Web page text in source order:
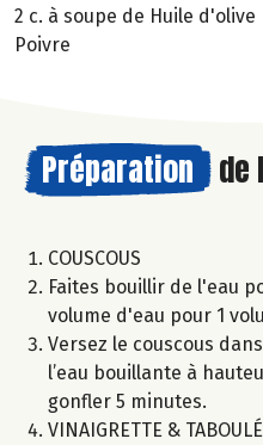
2 c. à soupe de Huile d'olive
Poivre
Préparation de
COUSCOUS
Faites bouillir de l'eau
volume d'eau pour 1
Versez le couscous
l’eau bouillante à
gonfler 5 minutes.
VINAIGRETTE & TABOULÉ